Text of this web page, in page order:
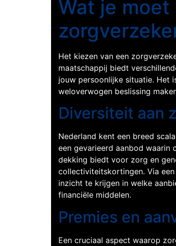
Wat je
Het kiezen van een
maatschappij biedt
jouw persoonlijke situatie. Het
weloverwogen beslissing
Diversiteit aan
Nederland kent een breed
een gevarieerd aanbod waarin
dekking biedt voor zorg en
collectiviteitskortingen. Via
inzicht te krijgen in welke
financiële middelen.
Premies en
Een cruciaal aspect waarop